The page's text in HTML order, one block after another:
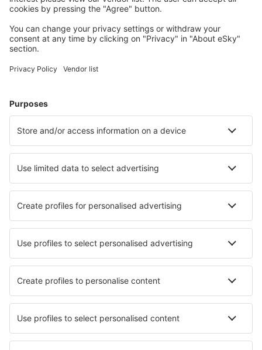
Planifică-ți călătoria
Bilete de avion
Zbor+Hotel
Află mai multe
Companii aeriene
Wizz Air
Ryanair
Lufthansa
Despre eSky